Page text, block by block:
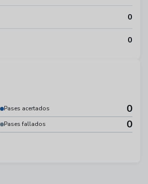
0
0
Pases acertados 0
Pases fallados 0